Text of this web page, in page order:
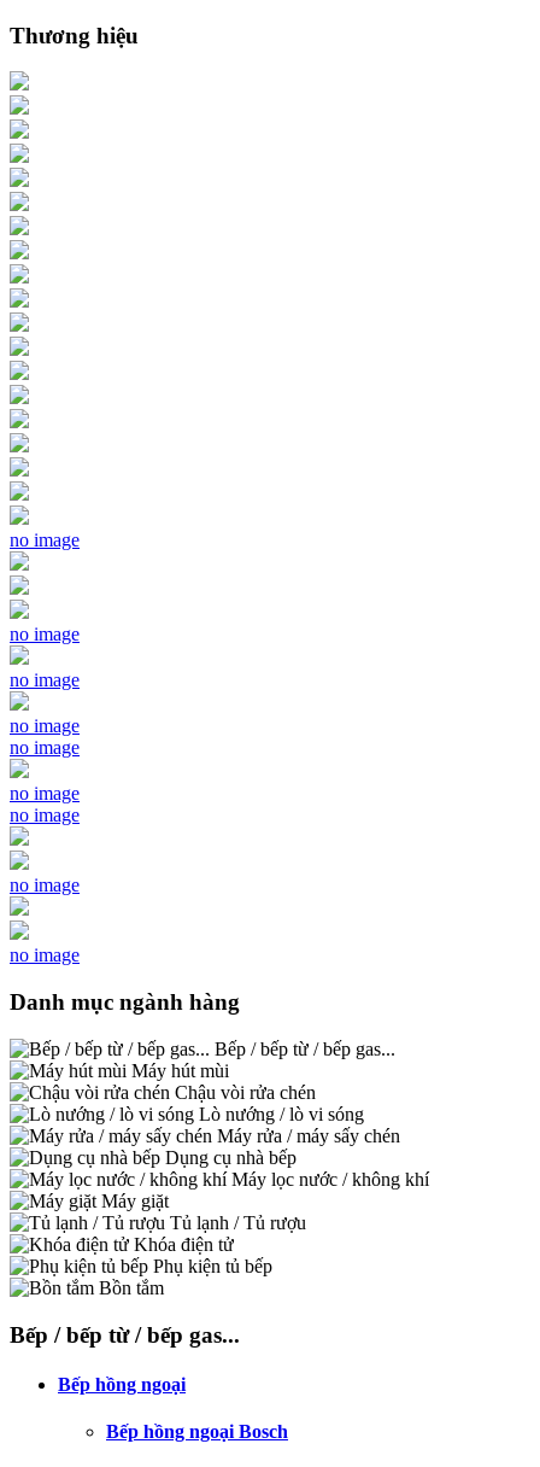
Thương hiệu
no image
no image
no image
no image
no image
no image
no image
no image
no image
Danh mục ngành hàng
Bếp / bếp từ / bếp gas...
Máy hút mùi
Chậu vòi rửa chén
Lò nướng / lò vi sóng
Máy rửa / máy sấy chén
Dụng cụ nhà bếp
Máy lọc nước / không khí
Máy giặt
Tủ lạnh / Tủ rượu
Khóa điện tử
Phụ kiện tủ bếp
Bồn tắm
Bếp / bếp từ / bếp gas...
Bếp hồng ngoại
Bếp hồng ngoại Bosch